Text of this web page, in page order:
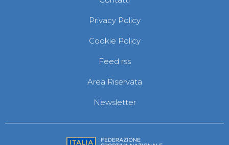
Privacy Policy
Cookie Policy
Feed rss
Area Riservata
Newsletter